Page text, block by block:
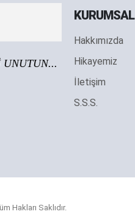
KURUMSAL
Hakkımızda
Hikayemiz
İletişim
S.S.S.
Hakları Saklıdır.